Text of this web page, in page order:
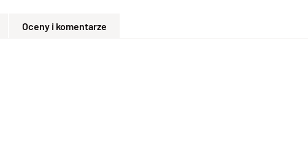
Oceny i komentarze